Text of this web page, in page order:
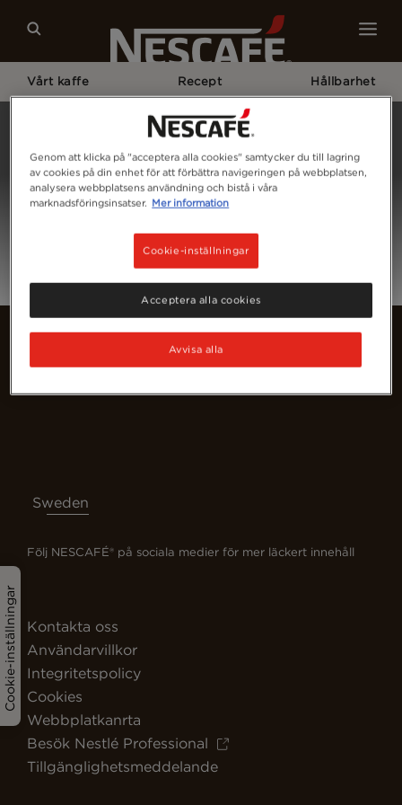
Vårt kaffe Recept Hållbarhet
Cookie-inställningar
Sweden
Följ NESCAFÉ® på sociala medier för mer läckert innehåll
Kontakta oss
Användarvillkor
Integritetspolicy
Cookies
Webbplatkanrta
Besök Nestlé Professional
Tillgänglighetsmeddelande
Genom att klicka på "acceptera alla cookies" samtycker du till lagring
av cookies på din enhet för att förbättra navigeringen på webbplatsen,
analysera webbplatsens användning och bistå i våra
marknadsföringsinsatser. Mer information
Cookie-inställningar
Avvisa alla
Acceptera alla cookies